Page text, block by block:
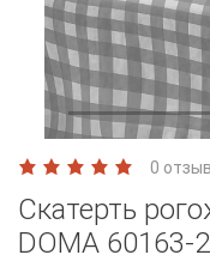
0
Скатерть
DOMA 60163-